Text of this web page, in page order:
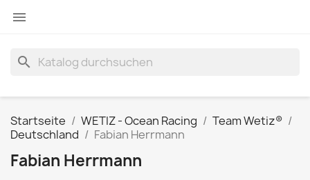

search
Startseite WETIZ - Ocean Racing
Team Wetiz®
Deutschland
Fabian Herrmann
Fabian Herrmann